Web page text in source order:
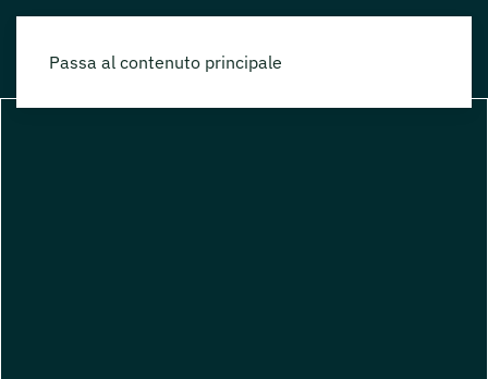
Passa al contenuto principale